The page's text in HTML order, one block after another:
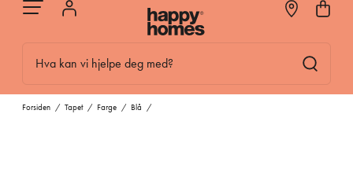
Hva kan vi hjelpe deg med?
Forsiden / Tapet / Farge / Blå /